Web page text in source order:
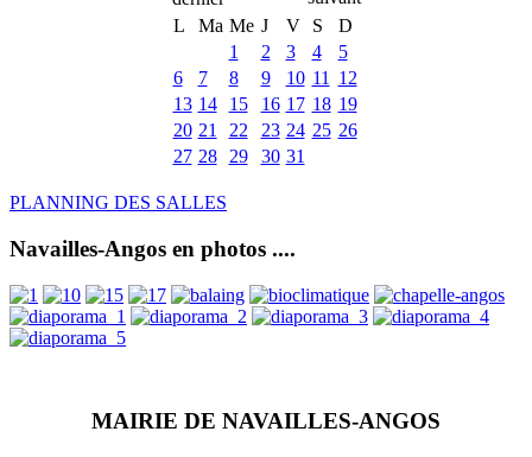
L
Ma Me J V S
D
1
2 3 4
5
6
7 8 9 10 11
12
13 14 15 16 17 18 19
20 21 22 23 24 25 26
27 28 29 30 31
PLANNING DES SALLES
Navailles-Angos en photos ....
MAIRIE DE NAVAILLES-ANGOS